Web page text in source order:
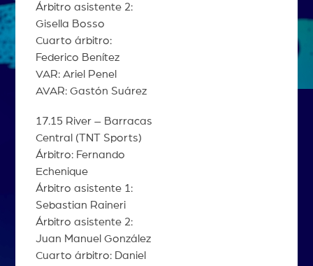
Árbitro asistente 2:
Gisella Bosso
Cuarto árbitro:
Federico Benítez
VAR: Ariel Penel
AVAR: Gastón Suárez
17.15 River – Barracas
Central (TNT Sports)
Árbitro: Fernando
Echenique
Árbitro asistente 1:
Sebastian Raineri
Árbitro asistente 2:
Juan Manuel González
Cuarto árbitro: Daniel